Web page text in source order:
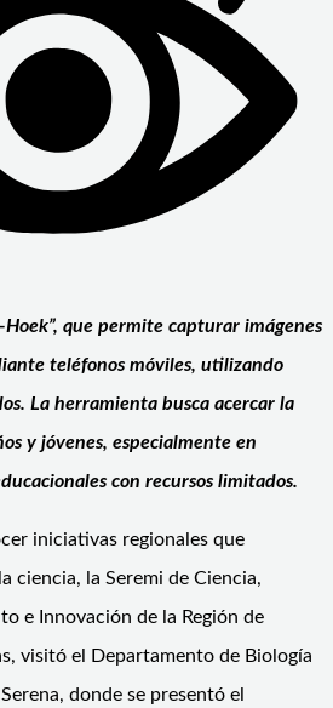
que permite capturar imágenes
teléfonos móviles, utilizando
La herramienta busca acercar la
y jóvenes, especialmente en
con recursos limitados.
iniciativas regionales que
ciencia, la Seremi de Ciencia,
e Innovación de la Región de
visitó el Departamento de Biología
donde se presentó el